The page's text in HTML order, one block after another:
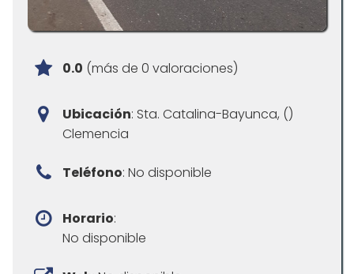
0.0 (más de 0 valoraciones)
Ubicación: Sta. Catalina-Bayunca, ()
Clemencia
Teléfono: No disponible
Horario:
No disponible